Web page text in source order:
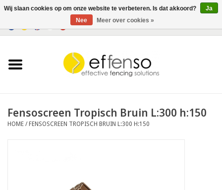
Fensoscreen Tropisch Bruin L:300 h:150
HOME /FENSOSCREEN TROPISCH BRUIN L:300 H:150
Wij slaan cookies op om onze website te verbeteren. Is dat akkoord?
Ja
Nee
Meer over cookies »